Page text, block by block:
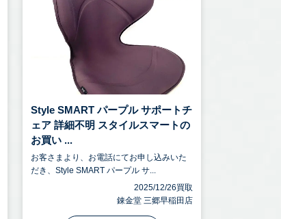
Style SMART パープル サポートチ
ェア 詳細不明 スタイルスマートの
お買い ...
お客さまより、お電話にてお申し込みいた
だき、Style SMART パープル サ...
2025/12/26買取
錬金堂 三郷早稲田店